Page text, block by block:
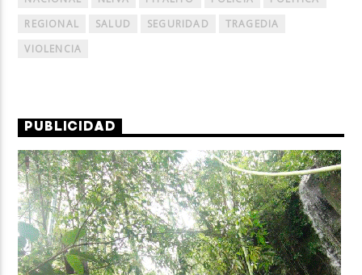
REGIONAL
SALUD SEGURIDAD
TRAGEDIA
VIOLENCIA
PUBLICIDAD